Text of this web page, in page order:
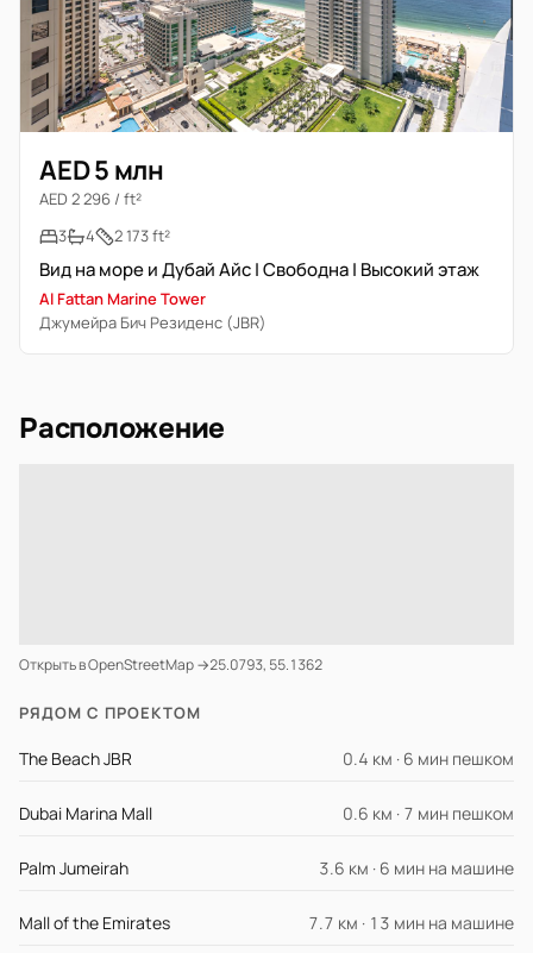
AED 5 млн
AED 2 296 / ft²
3
4 2 173 ft²
Вид на море и Дубай Айс | Свободна | Высокий этаж
Al Fattan Marine Tower
Джумейра Бич Резиденс (JBR)
Расположение
Открыть в OpenStreetMap →25.0793, 55.1362
РЯДОМ С ПРОЕКТОМ
The Beach JBR 0.4 км · 6 мин пешком
Dubai Marina Mall 0.6 км · 7 мин пешком
Palm Jumeirah 3.6 км · 6 мин на машине
Mall of the Emirates 7.7 км · 13 мин на машине